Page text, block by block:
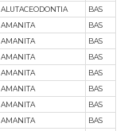
ALUTACEODONTIA
BAS
AMANITA
BAS
AMANITA
BAS
AMANITA
BAS
AMANITA
BAS
AMANITA
BAS
AMANITA
BAS
AMANITA
BAS